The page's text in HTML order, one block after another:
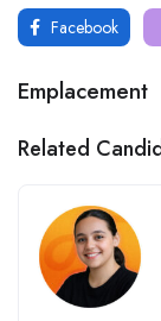
Facebook
Emplacement
Related